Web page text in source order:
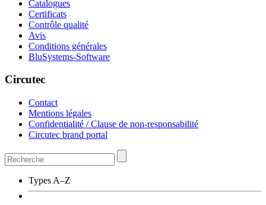
Catalogues
Certificats
Contrôle qualité
Avis
Conditions générales
BluSystems-Software
Circutec
Contact
Mentions légales
Confidentialité / Clause de non-responsabilité
Circutec brand portal
Types A–Z